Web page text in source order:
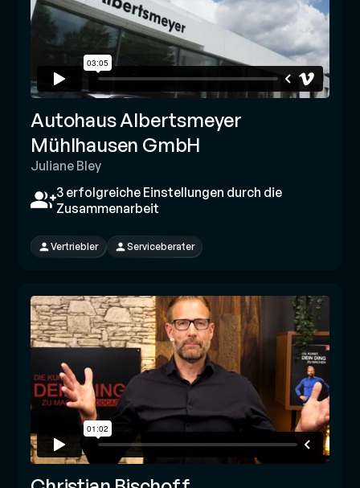
Autohaus Albertsmeyer
Mühlhausen GmbH
Juliane Bley
3 erfolgreiche Einstellungen durch die
Zusammenarbeit
Vertriebler Serviceberater